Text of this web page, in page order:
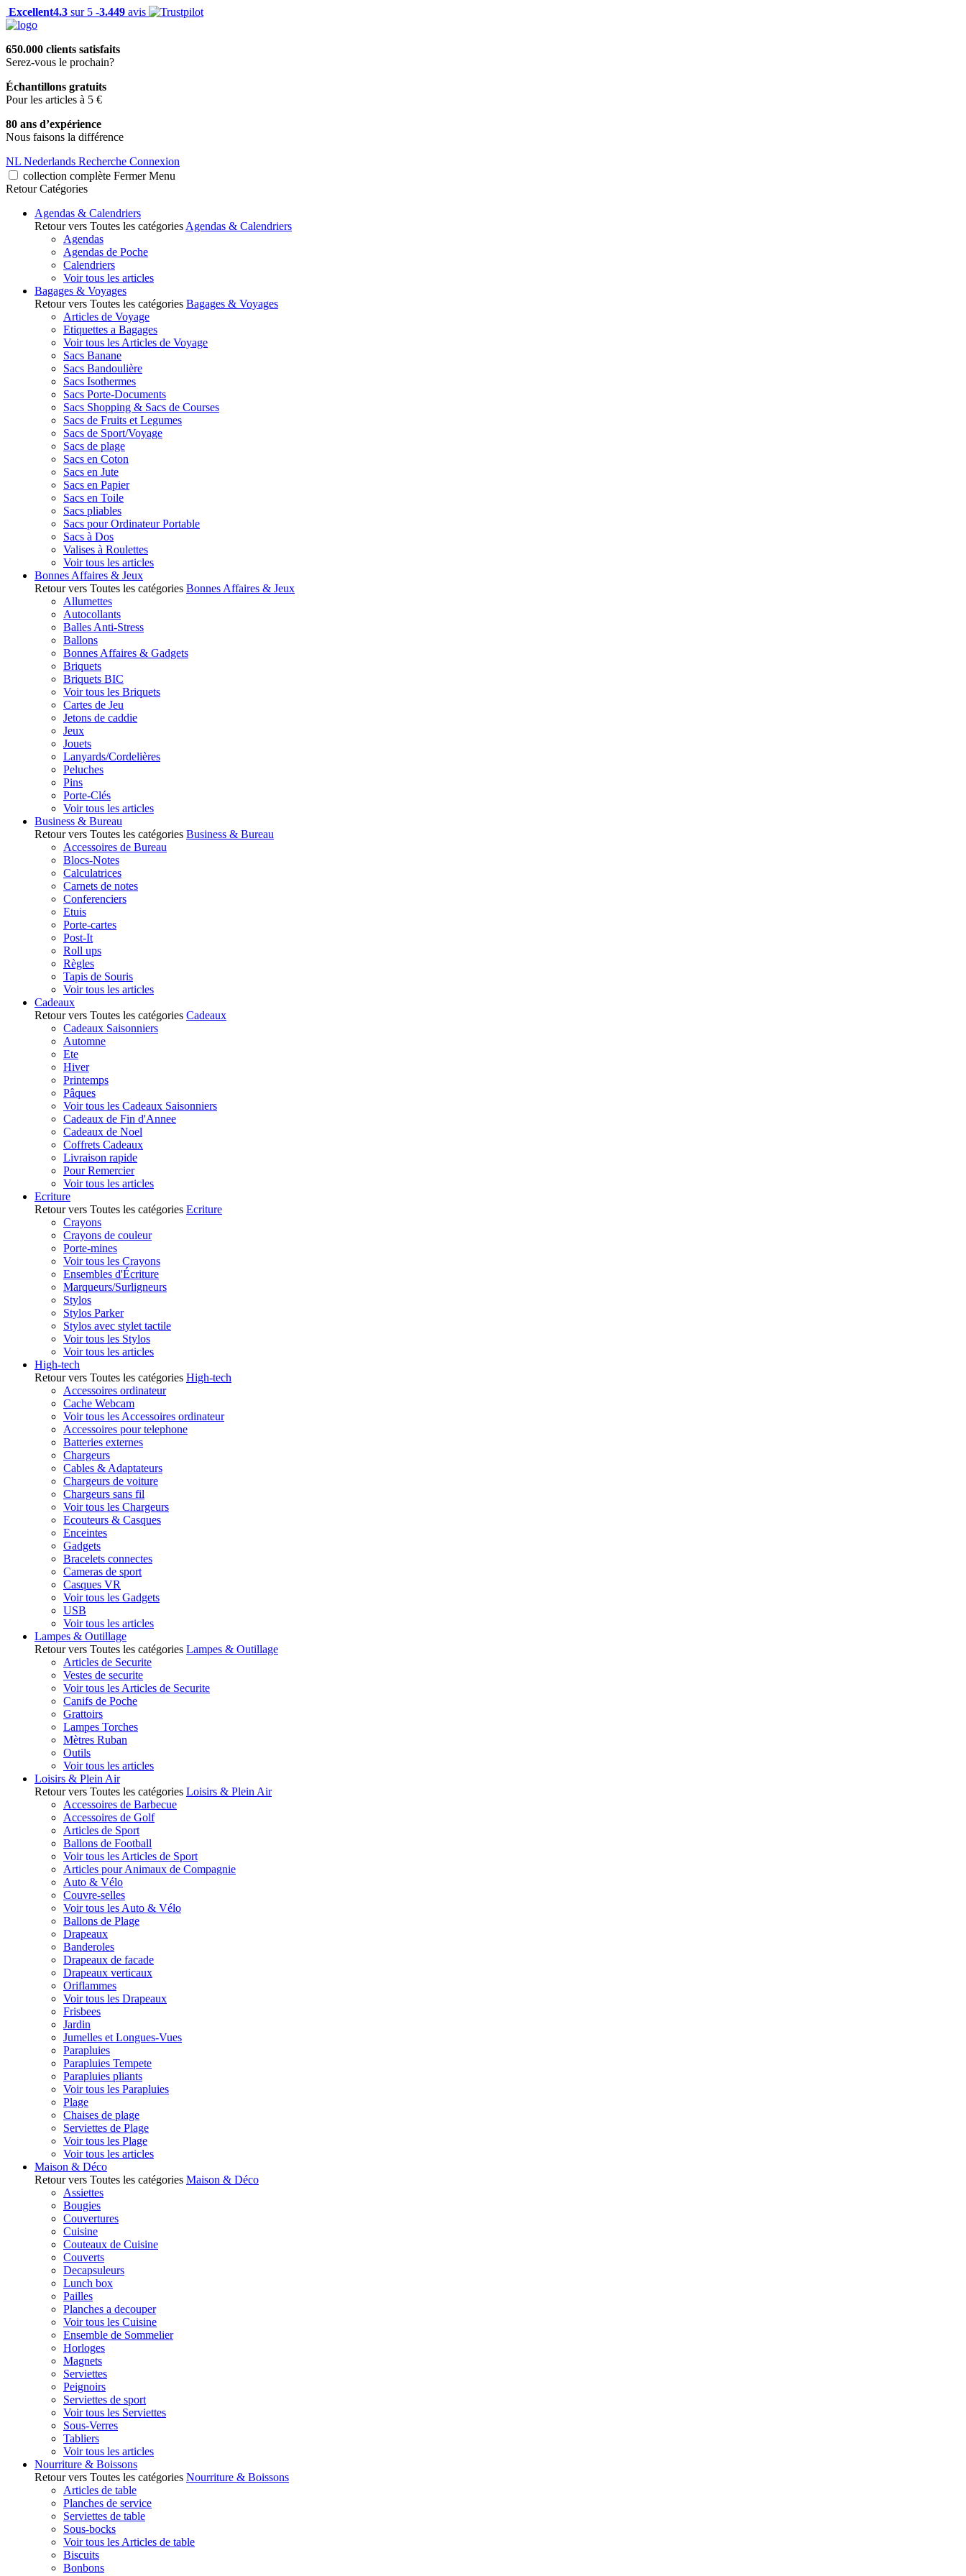
Excellent4.3 sur 5 -3.449 avis
650.000 clients satisfaits
Serez-vous le prochain?
Échantillons gratuits
Pour les articles à 5 €
80 ans d’expérience
Nous faisons la différence
NL Nederlands Recherche Connexion
collection complète Fermer Menu
Retour Catégories
Agendas & Calendriers
Retour vers Toutes les catégories Agendas & Calendriers
Agendas
Agendas de Poche
Calendriers
Voir tous les articles
Bagages & Voyages
Retour vers Toutes les catégories Bagages & Voyages
Articles de Voyage
Etiquettes a Bagages
Voir tous les Articles de Voyage
Sacs Banane
Sacs Bandoulière
Sacs Isothermes
Sacs Porte-Documents
Sacs Shopping & Sacs de Courses
Sacs de Fruits et Legumes
Sacs de Sport/Voyage
Sacs de plage
Sacs en Coton
Sacs en Jute
Sacs en Papier
Sacs en Toile
Sacs pliables
Sacs pour Ordinateur Portable
Sacs à Dos
Valises à Roulettes
Voir tous les articles
Bonnes Affaires & Jeux
Retour vers Toutes les catégories Bonnes Affaires & Jeux
Allumettes
Autocollants
Balles Anti-Stress
Ballons
Bonnes Affaires & Gadgets
Briquets
Briquets BIC
Voir tous les Briquets
Cartes de Jeu
Jetons de caddie
Jeux
Jouets
Lanyards/Cordelières
Peluches
Pins
Porte-Clés
Voir tous les articles
Business & Bureau
Retour vers Toutes les catégories Business & Bureau
Accessoires de Bureau
Blocs-Notes
Calculatrices
Carnets de notes
Conferenciers
Etuis
Porte-cartes
Post-It
Roll ups
Règles
Tapis de Souris
Voir tous les articles
Cadeaux
Retour vers Toutes les catégories Cadeaux
Cadeaux Saisonniers
Automne
Ete
Hiver
Printemps
Pâques
Voir tous les Cadeaux Saisonniers
Cadeaux de Fin d'Annee
Cadeaux de Noel
Coffrets Cadeaux
Livraison rapide
Pour Remercier
Voir tous les articles
Ecriture
Retour vers Toutes les catégories Ecriture
Crayons
Crayons de couleur
Porte-mines
Voir tous les Crayons
Ensembles d'Écriture
Marqueurs/Surligneurs
Stylos
Stylos Parker
Stylos avec stylet tactile
Voir tous les Stylos
Voir tous les articles
High-tech
Retour vers Toutes les catégories High-tech
Accessoires ordinateur
Cache Webcam
Voir tous les Accessoires ordinateur
Accessoires pour telephone
Batteries externes
Chargeurs
Cables & Adaptateurs
Chargeurs de voiture
Chargeurs sans fil
Voir tous les Chargeurs
Ecouteurs & Casques
Enceintes
Gadgets
Bracelets connectes
Cameras de sport
Casques VR
Voir tous les Gadgets
USB
Voir tous les articles
Lampes & Outillage
Retour vers Toutes les catégories Lampes & Outillage
Articles de Securite
Vestes de securite
Voir tous les Articles de Securite
Canifs de Poche
Grattoirs
Lampes Torches
Mètres Ruban
Outils
Voir tous les articles
Loisirs & Plein Air
Retour vers Toutes les catégories Loisirs & Plein Air
Accessoires de Barbecue
Accessoires de Golf
Articles de Sport
Ballons de Football
Voir tous les Articles de Sport
Articles pour Animaux de Compagnie
Auto & Vélo
Couvre-selles
Voir tous les Auto & Vélo
Ballons de Plage
Drapeaux
Banderoles
Drapeaux de facade
Drapeaux verticaux
Oriflammes
Voir tous les Drapeaux
Frisbees
Jardin
Jumelles et Longues-Vues
Parapluies
Parapluies Tempete
Parapluies pliants
Voir tous les Parapluies
Plage
Chaises de plage
Serviettes de Plage
Voir tous les Plage
Voir tous les articles
Maison & Déco
Retour vers Toutes les catégories Maison & Déco
Assiettes
Bougies
Couvertures
Cuisine
Couteaux de Cuisine
Couverts
Decapsuleurs
Lunch box
Pailles
Planches a decouper
Voir tous les Cuisine
Ensemble de Sommelier
Horloges
Magnets
Serviettes
Peignoirs
Serviettes de sport
Voir tous les Serviettes
Sous-Verres
Tabliers
Voir tous les articles
Nourriture & Boissons
Retour vers Toutes les catégories Nourriture & Boissons
Articles de table
Planches de service
Serviettes de table
Sous-bocks
Voir tous les Articles de table
Biscuits
Bonbons